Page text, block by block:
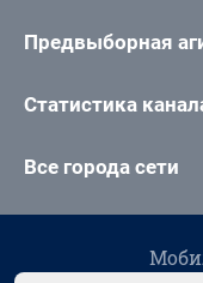
Предвыборная
Статистика
Все города сети